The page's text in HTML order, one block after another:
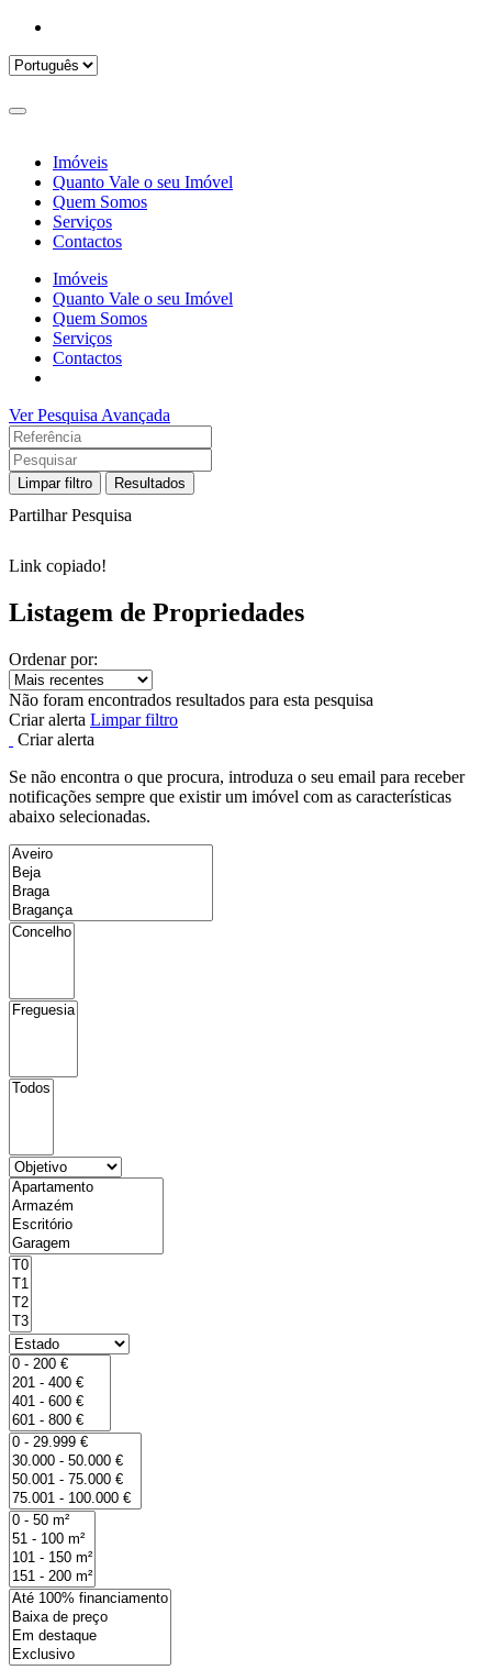
Imóveis
Quanto Vale o seu Imóvel
Quem Somos
Serviços
Contactos
Imóveis
Quanto Vale o seu Imóvel
Quem Somos
Serviços
Contactos
Ver Pesquisa Avançada
Limpar filtro Resultados
Partilhar Pesquisa
Link copiado!
Listagem de Propriedades
Ordenar por:
Não foram encontrados resultados para esta pesquisa
Criar alerta Limpar filtro
Criar alerta
Se não encontra o que procura, introduza o seu email para receber
notificações sempre que existir um imóvel com as características
abaixo selecionadas.